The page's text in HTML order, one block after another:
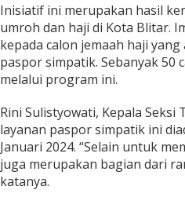
n
a
n
a
s
o
r
i
m
p
Inisiatif ini merupakan hasil
umroh dan haji di Kota Blitar.
kepada calon jemaah haji
paspor simpatik. Sebanyak
melalui program ini.
Rini Sulistyowati, Kepala
layanan paspor simpatik ini
Januari 2024. “Selain untuk
juga merupakan bagian dari
katanya.